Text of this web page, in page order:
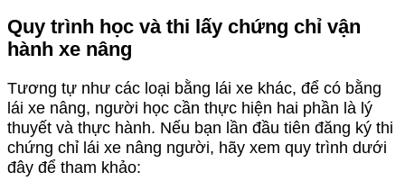
Quy trình học và thi lấy chứng chỉ vận
hành xe nâng
Tương tự như các loại bằng lái xe khác, để có bằng
lái xe nâng, người học cần thực hiện hai phần là lý
thuyết và thực hành. Nếu bạn lần đầu tiên đăng ký thi
chứng chỉ lái xe nâng người, hãy xem quy trình dưới
đây để tham khảo: